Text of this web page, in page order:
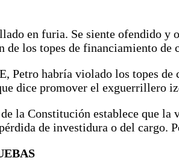
en furia. Se siente ofendido
los topes de financiamiento de
Petro habría violado los topes
dice promover el exguerrillero
de la Constitución establece que la
de investidura o del cargo.